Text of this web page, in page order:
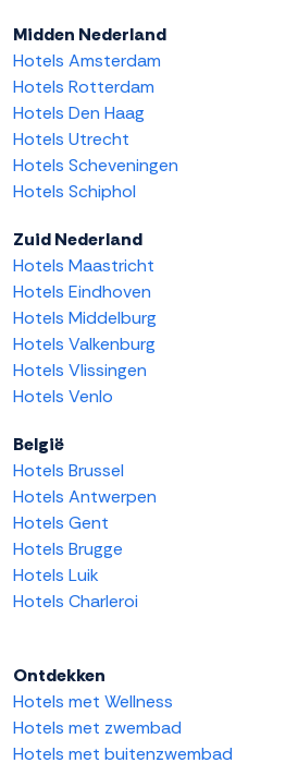
Midden Nederland
Hotels Amsterdam
Hotels Rotterdam
Hotels Den Haag
Hotels Utrecht
Hotels Scheveningen
Hotels Schiphol
Zuid Nederland
Hotels Maastricht
Hotels Eindhoven
Hotels Middelburg
Hotels Valkenburg
Hotels Vlissingen
Hotels Venlo
België
Hotels Brussel
Hotels Antwerpen
Hotels Gent
Hotels Brugge
Hotels Luik
Hotels Charleroi
Ontdekken
Hotels met Wellness
Hotels met zwembad
Hotels met buitenzwembad